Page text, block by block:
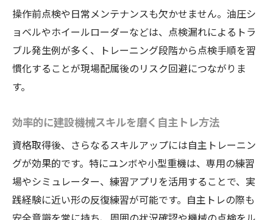
イント
小型重機対応の建設機械練習場を活用した
練習法
建設機械の操作力を伸ばす練習場の特徴と
最短で資格取得を目指す重機トレーニングのコ
ツ
建設機械資格を最短で取るための学習ポイ
ント
重機トレーニングの講習日数短縮法と免除
操作前点検や日常メンテナンスも欠かせません。油圧シ
ョベルやホイールローダーなどは、点検漏れによるトラ
ブル発生例が多く、トレーニング段階から点検手順を習
慣化することが現場配属後のリスク回避につながりま
す。
効率的に建設機械スキルを磨く自主トレ方法
資格取得後、さらなるスキルアップには自主トレーニン
グが効果的です。特にユンボや小型重機は、専用の練習
場やシミュレーター、練習アプリを活用することで、実
践経験に近い形の反復練習が可能です。自主トレの際も